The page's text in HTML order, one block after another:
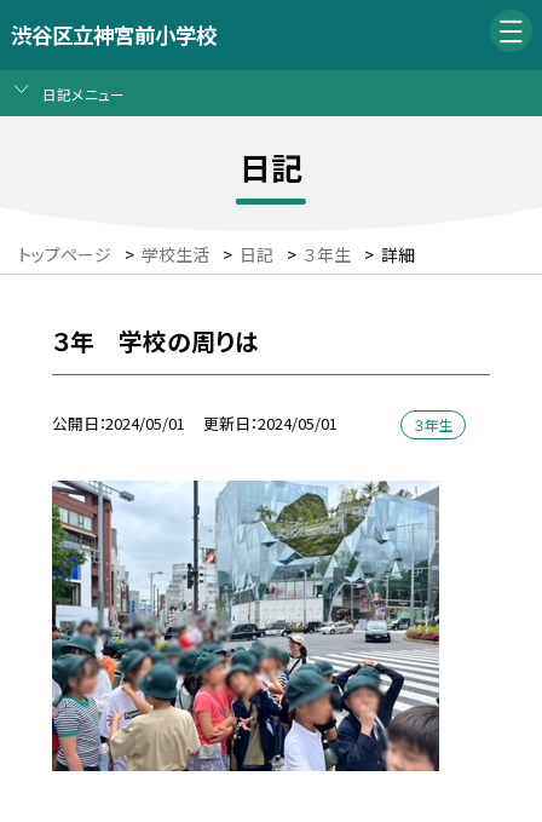
渋谷区立神宮前小学校
日記メニュー
日記
トップページ > 学校生活 > 日記 > ３年生 > 詳細
３年 学校の周りは
公開日 2024/05/01 更新日 2024/05/01 ３年生